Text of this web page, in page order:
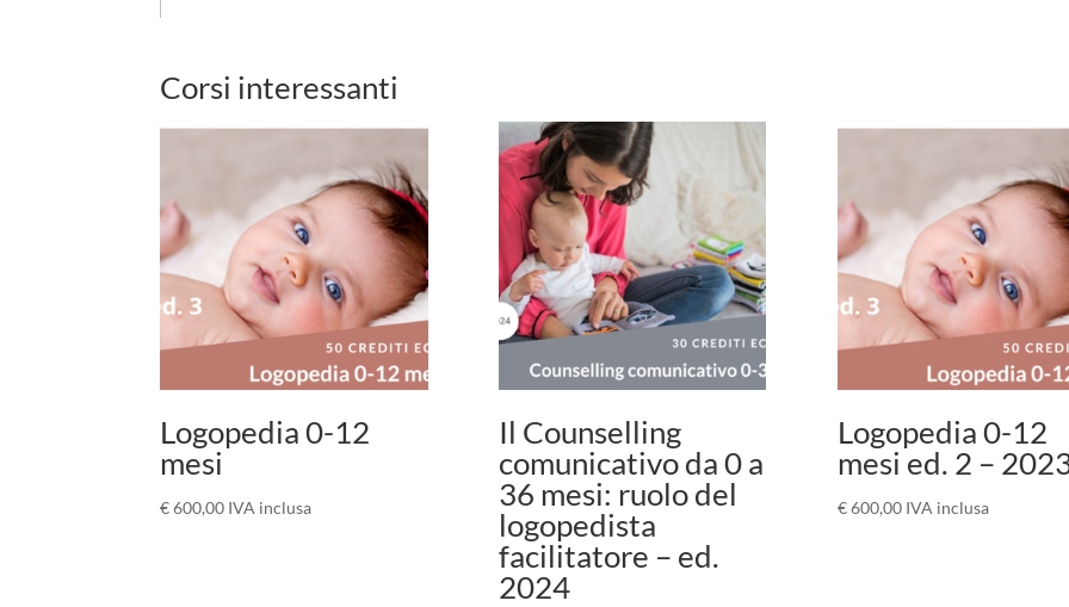
Corsi interessanti
Logopedia 0-12
mesi
€600,00 IVA inclusa
Il Counselling
comunicativo da 0 a
36 mesi: ruolo del
logopedista
facilitatore – ed.
2024
Logopedia 0-12
mesi ed. 2 –
€600,00 IVA inclusa